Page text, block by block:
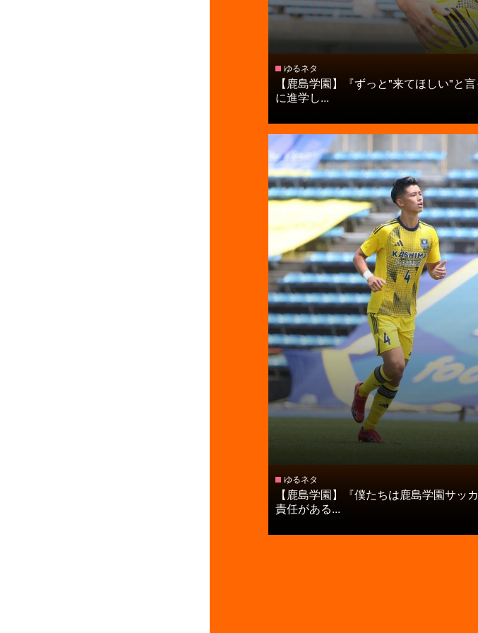
ゆるネタ
【鹿島学園】『ずっと"来てほしい"と
に進学し...
ゆるネタ
【鹿島学園】『僕たちは鹿島学園サッ
責任がある...